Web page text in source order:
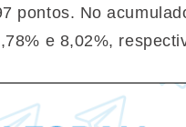
pontos.‌‌‌ ‌‌‌No‌‌‌
e‌‌‌ 8,02%,‌‌‌